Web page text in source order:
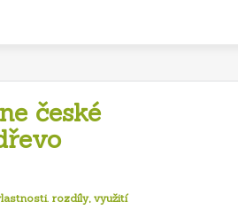
české
rozdíly, využití